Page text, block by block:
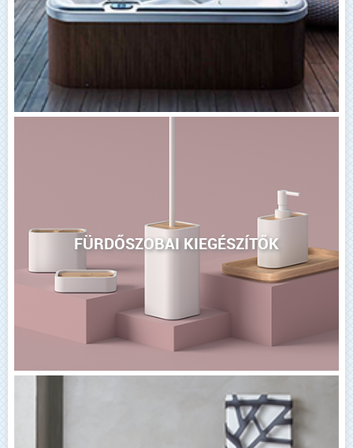
FÜRDŐSZOBAI KIEGÉSZÍTŐK